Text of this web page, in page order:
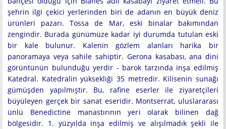
şehrin ilgi çekici yerlerinden biri de adanın en büyük deniz
ürünleri pazarı. Tossa de Mar, eski binalar bakımından
zengindir. Burada günümüze kadar iyi durumda tutulan eski
bir kale bulunur. Kalenin gözlem alanları harika bir
panoramaya veya sahile sahiptir. Gerona kasabası, ana dini
görüntünün bulunduğu yerdir - barok tarzında inşa edilmiş
Katedral. Katedralin yüksekliği 35 metredir. Kilisenin sunağı
gümüşden yapılmıştır. Bu, rafine eserler ile ziyaretçileri
büyüleyen gerçek bir sanat eseridir. Montserrat, uluslararası
ünlü Benedictine manastırının yeri olarak bilinen dağ
bölgesidir. 1. yüzyılda inşa edilmiş ve alışılmadık şekli ile